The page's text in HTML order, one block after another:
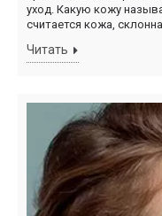
уход. Какую кожу
считается кожа,
Читать